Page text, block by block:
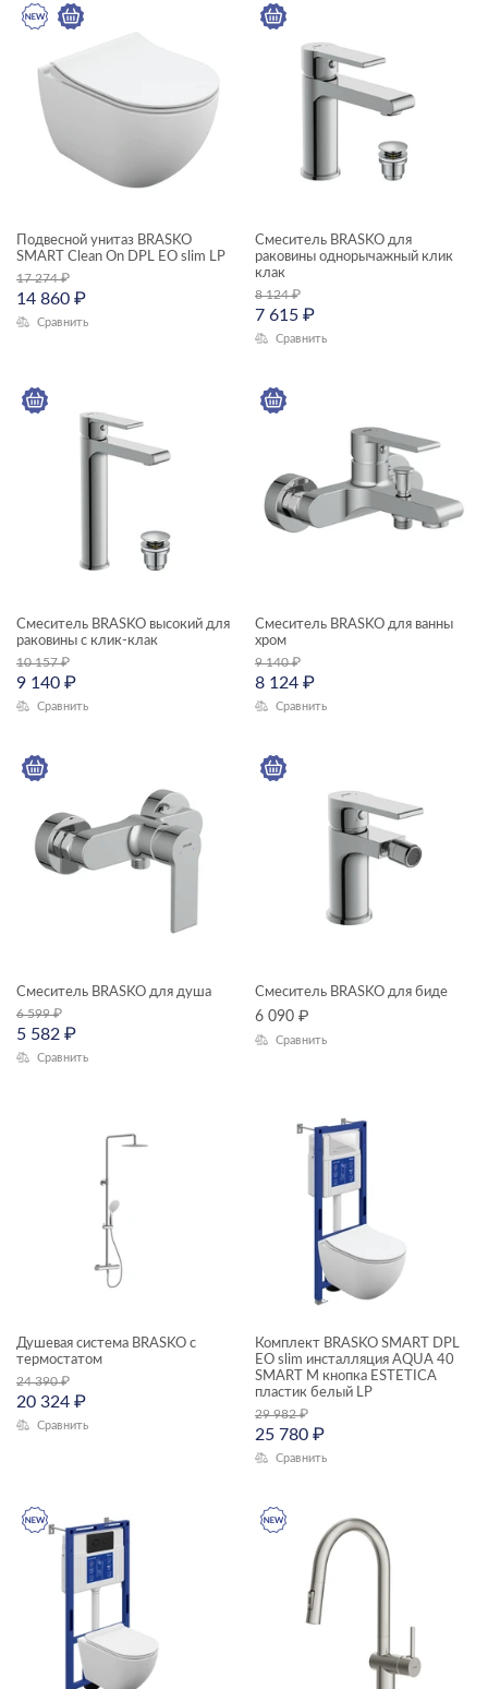
КОЛЛЕКЦИЯ
Подвесной унитаз BRASKO
SMART Clean On DPL EO slim LP
17 274₽
14 860 ₽
Сравнить
Смеситель BRASKO для
раковины однорычажный клик
клак
8 124₽
7 615 ₽
Сравнить
Смеситель BRASKO высокий для
раковины с клик-клак
10 157₽
9 140 ₽
Сравнить
Смеситель BRASKO для ванны
хром
9 140₽
8 124 ₽
Сравнить
Смеситель BRASKO для душа
6 599₽
5 582 ₽
Сравнить
Смеситель BRASKO для биде
6 090 ₽
Сравнить
Душевая система BRASKO с
термостатом
24 390₽
20 324 ₽
Сравнить
Комплект BRASKO SMART DPL
EO slim инсталляция AQUA 40
SMART M кнопка ESTETICA
пластик белый LP
29 982₽
25 780 ₽
Сравнить